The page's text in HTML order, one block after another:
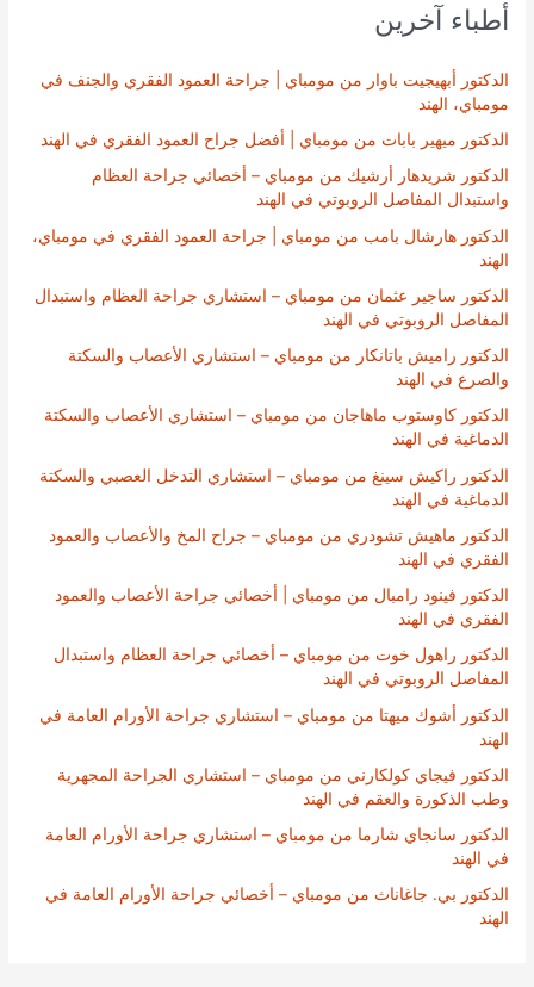
أطباء آخرين
الدكتور أبهيجيت باوار من مومباي | جراحة العمود الفقري والجنف في
مومباي، الهند
الدكتور ميهير بابات من مومباي | أفضل جراح العمود الفقري في الهند
الدكتور شريدهار أرشيك من مومباي – أخصائي جراحة العظام
واستبدال المفاصل الروبوتي في الهند
الدكتور هارشال بامب من مومباي | جراحة العمود الفقري في مومباي،
الهند
الدكتور ساجير عثمان من مومباي – استشاري جراحة العظام واستبدال
المفاصل الروبوتي في الهند
الدكتور راميش باتانكار من مومباي – استشاري الأعصاب والسكتة
والصرع في الهند
الدكتور كاوستوب ماهاجان من مومباي – استشاري الأعصاب والسكتة
الدماغية في الهند
الدكتور راكيش سينغ من مومباي – استشاري التدخل العصبي والسكتة
الدماغية في الهند
الدكتور ماهيش تشودري من مومباي – جراح المخ والأعصاب والعمود
الفقري في الهند
الدكتور فينود رامبال من مومباي | أخصائي جراحة الأعصاب والعمود
الفقري في الهند
الدكتور راهول خوت من مومباي – أخصائي جراحة العظام واستبدال
المفاصل الروبوتي في الهند
الدكتور أشوك ميهتا من مومباي – استشاري جراحة الأورام العامة في
الهند
الدكتور فيجاي كولكارني من مومباي – استشاري الجراحة المجهرية
وطب الذكورة والعقم في الهند
الدكتور سانجاي شارما من مومباي – استشاري جراحة الأورام العامة
في الهند
الدكتور بي. جاغاناث من مومباي – أخصائي جراحة الأورام العامة في
الهند